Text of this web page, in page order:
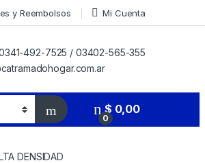
y Reembolsos Mi Cuenta
492-7525 / 03402-565-355
0
$ 0,00
DENSIDAD